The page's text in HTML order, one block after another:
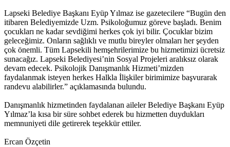
Lapseki Belediye Başkanı Eyüp Yılmaz ise gazetecilere “Bugün den
itibaren Belediyemizde Uzm. Psikoloğumuz göreve başladı. Benim
çocukları ne kadar sevdiğimi herkes çok iyi bilir. Çocuklar bizim
geleceğimiz. Onların sağlıklı ve mutlu bireyler olmaları her şeyden
çok önemli. Tüm Lapsekili hemşehrilerimize bu hizmetimizi ücretsiz
sunacağız. Lapseki Belediyesi’nin Sosyal Projeleri aralıksız olarak
devam edecek. Psikolojik Danışmanlık Hizmeti’mizden
faydalanmak isteyen herkes Halkla İlişkiler birimimize başvurarak
randevu alabilirler.” açıklamasında bulundu.
Danışmanlık hizmetinden faydalanan aileler Belediye Başkanı Eyüp
Yılmaz’la kısa bir süre sohbet ederek bu hizmetten duydukları
memnuniyeti dile getirerek teşekkür ettiler.
Ercan Özçetin